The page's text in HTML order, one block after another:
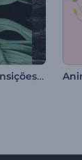
Slideshow Transições Fragmentadas